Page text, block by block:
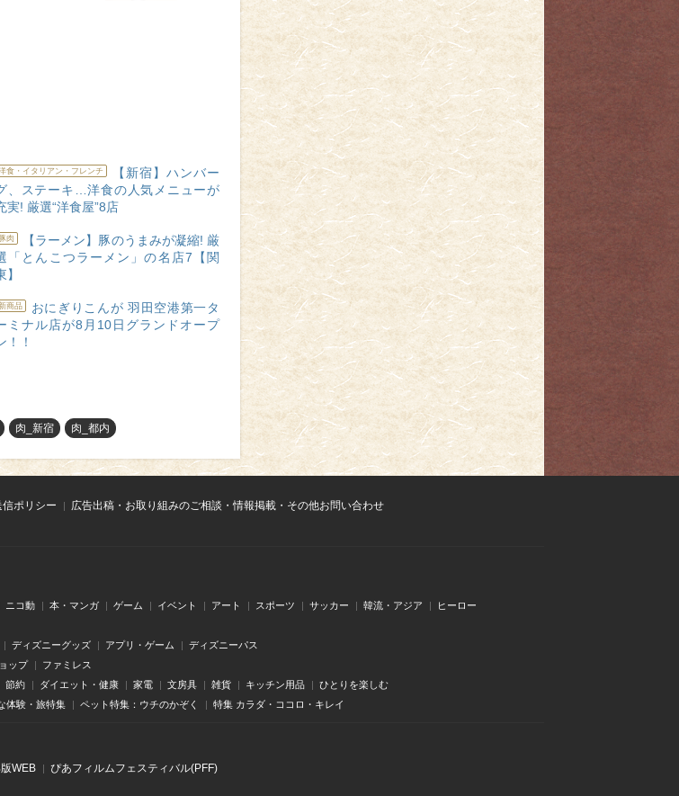
食・イタリアン・フレンチ
【新宿】ハンバー
、ステーキ…洋食の人気メニューが
実! 厳選“洋食屋”8店
豚肉
【ラーメン】豚のうまみが凝縮! 厳
「とんこつラーメン」の名店7【関
】
商品
おにぎりこんが 羽田空港第一タ
ミナル店が8月10日グランドオープ
！！
肉_新宿 肉_都内
ポリシー
広告出稿・お取り組みのご相談・情報掲載・その他お問い合わせ
ニコ動 本・マンガ ゲーム イベント アート スポーツ サッカー 韓流・アジア ヒーロー
ディズニーグッズ アプリ・ゲーム ディズニーパス
ップ ファミレス
節約 ダイエット・健康 家電 文房具 雑貨 キッチン用品 ひとりを楽しむ
体験・旅特集 ペット特集：ウチのかぞく 特集 カラダ・ココロ・キレイ
WEB ぴあフィルムフェスティバル(PFF)